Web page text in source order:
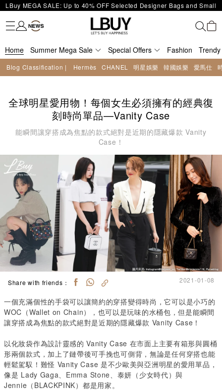
Enjoy Up to 25% Off Original Price for Goyard Hobo / Hobo Mini
Limited Edition!
LBuy Exclusive : Hermès / Chanel handbags and jewellery up to 40%
off—shop now!
LBuy Nintendo Switch / Nintendo Switch 2 Official Product Retail Store
MOKO shop 175, 1/F!
Important Notice: Prevent Fraud for Bank Transfer & FPS
Free Delivery over HKD500!
LBuy receives Hong Kong IPD's 2026 'No Fakes Pledge' mark.
Fashion
Trendy brand
Kidswear
Beauty
Fragrance
Personal Care
Mother Care & Baby
Games and fine toys
Stationery
Home Living
Electronics
Food
Health Care
Outdoor
Home Summer Mega Sale Special Offers Fashion
Blog Classification | Hermès CHANEL 明星娛樂 韓國娛樂 愛馬仕
全球明星愛用物！每個女生必須擁有的經典復
刻時尚單品—Vanity Case
能瞬間讓穿搭成為焦點的款式絕對是近期的隱藏爆款 Vanity
Case！
Share with friends： 2021-01-08
一個充滿個性的手袋可以讓簡約的穿搭變得時尚，它可以是小巧的
WOC（Wallet on Chain），也可以是玩味的水桶包，但是能瞬間
讓穿搭成為焦點的款式絕對是近期的隱藏爆款 Vanity Case！
以化妝袋作為設計靈感的 Vanity Case 在市面上主要有箱形與圓桶
形兩個款式，加上了鏈帶後可手挽也可側背，無論是任何穿搭也能
輕鬆駕馭！難怪 Vanity Case 是不少歐美與亞洲明星的愛用單品，
像是 Lady Gaga、Emma Stone、泰妍（少女時代）與
Jennie（BLACKPINK）都是用家。